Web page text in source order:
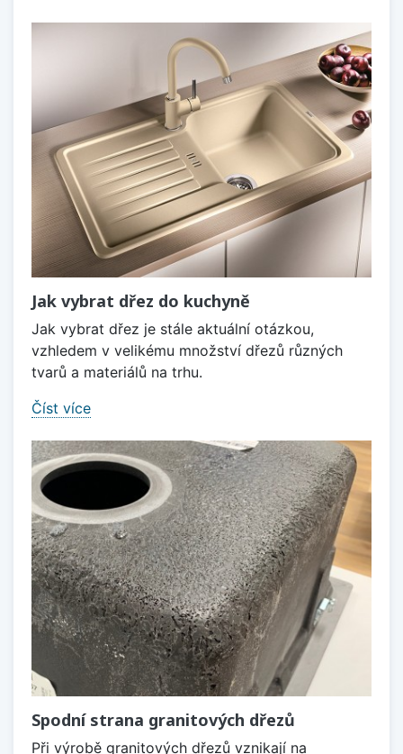
Jak vybrat dřez do kuchyně
Jak vybrat dřez je stále aktuální otázkou,
vzhledem v velikému množství dřezů různých
tvarů a materiálů na trhu.
Číst více
Spodní strana granitových dřezů
Při výrobě granitových dřezů vznikají na